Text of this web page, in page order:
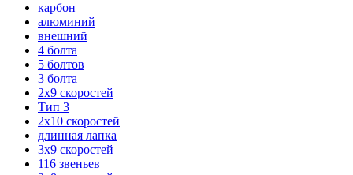
карбон
алюминий
внешний
4 болта
5 болтов
3 болта
2х9 скоростей
Тип 3
2х10 скоростей
длинная лапка
3х9 скоростей
116 звеньев